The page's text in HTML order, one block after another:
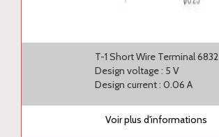
T-1 Short Wire Terminal 6832
Design voltage : 5 V
Design current : 0.06 A
Voir plus d'informations